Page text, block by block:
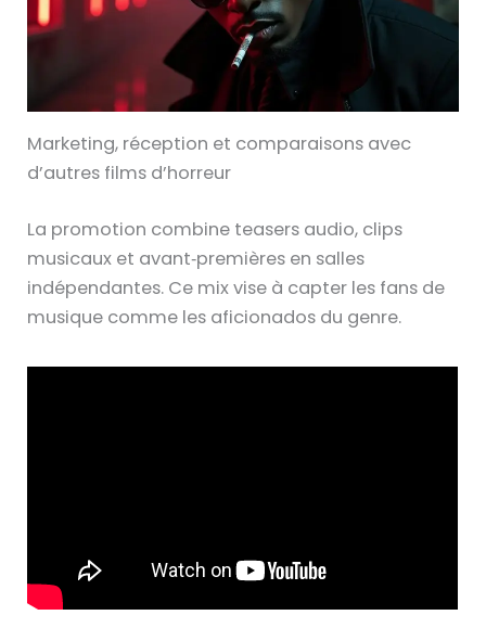
Marketing, réception et comparaisons avec
d’autres films d’horreur
La promotion combine teasers audio, clips
musicaux et avant‑premières en salles
indépendantes. Ce mix vise à capter les fans de
musique comme les aficionados du genre.